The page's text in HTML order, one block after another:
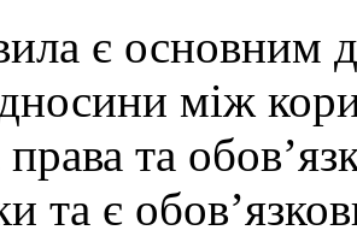
є основним
між
та
та є